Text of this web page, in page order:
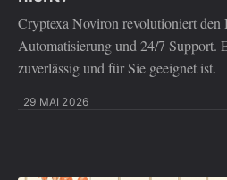
Cryptexa Noviron revolutioniert den
Automatisierung und 24/7 Support.
zuverlässig und für Sie geeignet ist.
29 MAI 2026